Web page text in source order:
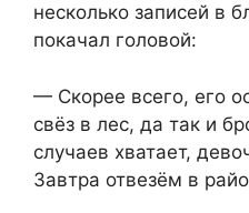
несколько записей в
покачал головой:
— Скорее всего, его
свёз в лес, да так и
случаев хватает,
Завтра отвезём в